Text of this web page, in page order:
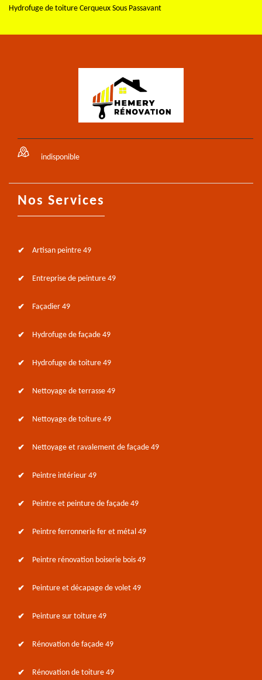
Hydrofuge de toiture Cerqueux Sous Passavant
indisponible
Nos Services
Artisan peintre 49
Entreprise de peinture 49
Façadier 49
Hydrofuge de façade 49
Hydrofuge de toiture 49
Nettoyage de terrasse 49
Nettoyage de toiture 49
Nettoyage et ravalement de façade 49
Peintre intérieur 49
Peintre et peinture de façade 49
Peintre ferronnerie fer et métal 49
Peintre rénovation boiserie bois 49
Peinture et décapage de volet 49
Peinture sur toiture 49
Rénovation de façade 49
Rénovation de toiture 49